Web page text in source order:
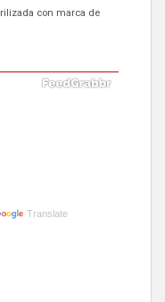
con marca de
de la zona los
Translate